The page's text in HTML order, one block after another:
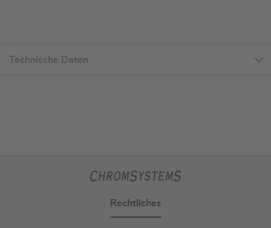
Technische Daten
Rechtliches